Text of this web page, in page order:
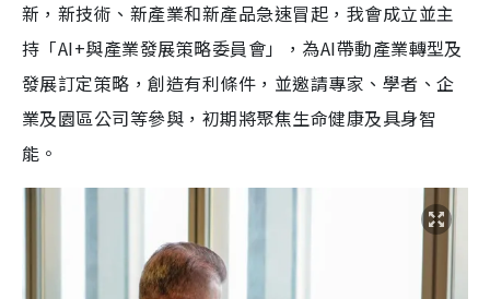
新，新技術、新產業和新產品急速冒起，我會成立並主
持「AI+與產業發展策略委員會」，為AI帶動產業轉型及
發展訂定策略，創造有利條件，並邀請專家、學者、企
業及園區公司等參與，初期將聚焦生命健康及具身智
能。